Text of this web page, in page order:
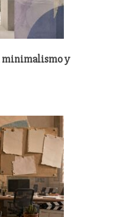
minimalismo y